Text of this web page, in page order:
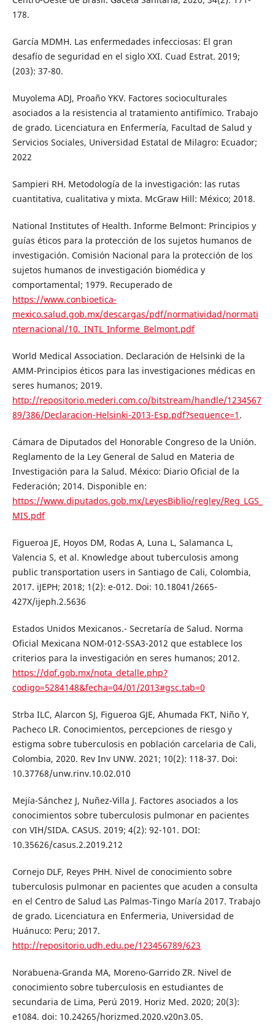
178.
García MDMH. Las enfermedades infecciosas: El gran
desafío de seguridad en el siglo XXI. Cuad Estrat. 2019;
(203): 37-80.
Muyolema ADJ, Proaño YKV. Factores socioculturales
asociados a la resistencia al tratamiento antifímico. Trabajo
de grado. Licenciatura en Enfermería, Facultad de Salud y
Servicios Sociales, Universidad Estatal de Milagro: Ecuador;
2022
Sampieri RH. Metodología de la investigación: las rutas
cuantitativa, cualitativa y mixta. McGraw Hill: México; 2018.
National Institutes of Health. Informe Belmont: Principios y
guías éticos para la protección de los sujetos humanos de
investigación. Comisión Nacional para la protección de los
sujetos humanos de investigación biomédica y
comportamental; 1979. Recuperado de
https://www.conbioetica-
mexico.salud.gob.mx/descargas/pdf/normatividad/normati
nternacional/10._INTL_Informe_Belmont.pdf
World Medical Association. Declaración de Helsinki de la
AMM-Principios éticos para las investigaciones médicas en
seres humanos; 2019.
http://repositorio.mederi.com.co/bitstream/handle/1234567
89/386/Declaracion-Helsinki-2013-Esp.pdf?sequence=1 .
Cámara de Diputados del Honorable Congreso de la Unión.
Reglamento de la Ley General de Salud en Materia de
Investigación para la Salud. México: Diario Oficial de la
Federación; 2014. Disponible en:
https://www.diputados.gob.mx/LeyesBiblio/regley/Reg_LGS_
MIS.pdf
Figueroa JE, Hoyos DM, Rodas A, Luna L, Salamanca L,
Valencia S, et al. Knowledge about tuberculosis among
public transportation users in Santiago de Cali, Colombia,
2017. iJEPH; 2018; 1(2): e-012. Doi: 10.18041/2665-
427X/ijeph.2.5636
Estados Unidos Mexicanos.- Secretaría de Salud. Norma
Oficial Mexicana NOM-012-SSA3-2012 que establece los
criterios para la investigación en seres humanos; 2012.
https://dof.gob.mx/nota_detalle.php?
codigo=5284148&fecha=04/01/2013#gsc.tab=0
Strba ILC, Alarcon SJ, Figueroa GJE, Ahumada FKT, Niño Y,
Pacheco LR. Conocimientos, percepciones de riesgo y
estigma sobre tuberculosis en población carcelaria de Cali,
Colombia, 2020. Rev Inv UNW. 2021; 10(2): 118-37. Doi:
10.37768/unw.rinv.10.02.010
Mejía-Sánchez J, Nuñez-Villa J. Factores asociados a los
conocimientos sobre tuberculosis pulmonar en pacientes
con VIH/SIDA. CASUS. 2019; 4(2): 92-101. DOI:
10.35626/casus.2.2019.212
Cornejo DLF, Reyes PHH. Nivel de conocimiento sobre
tuberculosis pulmonar en pacientes que acuden a consulta
en el Centro de Salud Las Palmas-Tingo María 2017. Trabajo
de grado. Licenciatura en Enfermeria, Universidad de
Huánuco: Peru; 2017.
http://repositorio.udh.edu.pe/123456789/623
Norabuena-Granda MA, Moreno-Garrido ZR. Nivel de
conocimiento sobre tuberculosis en estudiantes de
secundaria de Lima, Perú 2019. Horiz Med. 2020; 20(3):
e1084. doi: 10.24265/horizmed.2020.v20n3.05.